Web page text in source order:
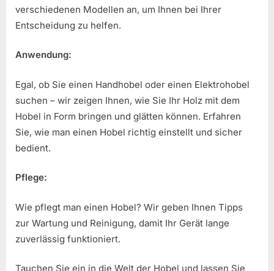
verschiedenen Modellen an, um Ihnen bei Ihrer
Entscheidung zu helfen.
Anwendung:
Egal, ob Sie einen Handhobel oder einen Elektrohobel
suchen – wir zeigen Ihnen, wie Sie Ihr Holz mit dem
Hobel in Form bringen und glätten können. Erfahren
Sie, wie man einen Hobel richtig einstellt und sicher
bedient.
Pflege:
Wie pflegt man einen Hobel? Wir geben Ihnen Tipps
zur Wartung und Reinigung, damit Ihr Gerät lange
zuverlässig funktioniert.
Tauchen Sie ein in die Welt der Hobel und lassen Sie